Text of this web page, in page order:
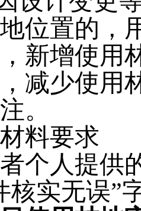
位置的，
新增使用
减少使用
。
料要求
个人提供
核实无误”